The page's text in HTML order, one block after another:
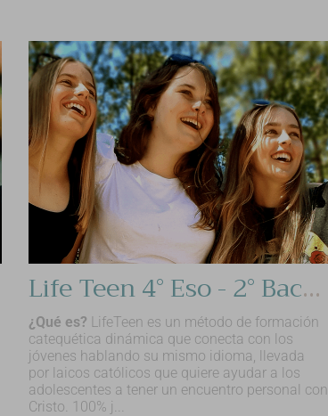
Life Teen 4° Eso - 2° Bachillerato
¿Qué es? LifeTeen es un método de formación
catequética dinámica que conecta con los
jóvenes hablando su mismo idioma, llevada
por laicos católicos que quiere ayudar a los
adolescentes a tener un encuentro personal con
Cristo. 100% j...